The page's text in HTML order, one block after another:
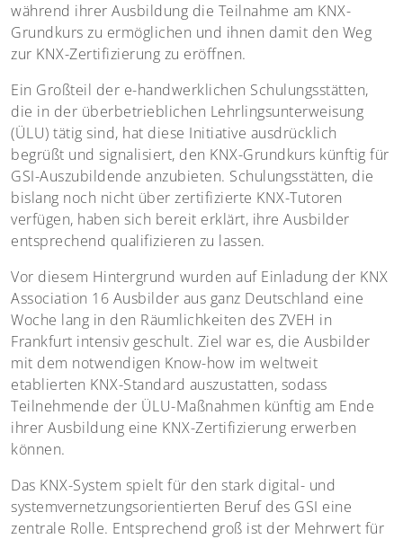
während ihrer Ausbildung die Teilnahme am KNX-
Grundkurs zu ermöglichen und ihnen damit den Weg
zur KNX-Zertifizierung zu eröffnen.
Ein Großteil der e-handwerklichen Schulungsstätten,
die in der überbetrieblichen Lehrlingsunterweisung
(ÜLU) tätig sind, hat diese Initiative ausdrücklich
begrüßt und signalisiert, den KNX-Grundkurs künftig für
GSI-Auszubildende anzubieten. Schulungsstätten, die
bislang noch nicht über zertifizierte KNX-Tutoren
verfügen, haben sich bereit erklärt, ihre Ausbilder
entsprechend qualifizieren zu lassen.
Vor diesem Hintergrund wurden auf Einladung der KNX
Association 16 Ausbilder aus ganz Deutschland eine
Woche lang in den Räumlichkeiten des ZVEH in
Frankfurt intensiv geschult. Ziel war es, die Ausbilder
mit dem notwendigen Know-how im weltweit
etablierten KNX-Standard auszustatten, sodass
Teilnehmende der ÜLU-Maßnahmen künftig am Ende
ihrer Ausbildung eine KNX-Zertifizierung erwerben
können.
Das KNX-System spielt für den stark digital- und
systemvernetzungsorientierten Beruf des GSI eine
zentrale Rolle. Entsprechend groß ist der Mehrwert für